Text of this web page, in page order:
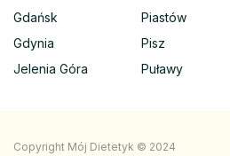
Gdańsk
Gdynia
Jelenia Góra
Piastów
Pisz
Puławy
Copyright Mój Dietetyk © 2024